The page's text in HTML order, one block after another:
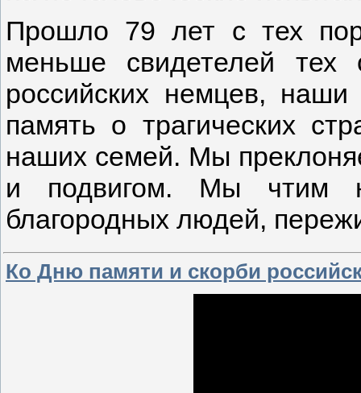
Прошло 79 лет с тех
меньше свидетелей тех
российских немцев,
память о трагических
наших семей. Мы
и подвигом. Мы чтим
благородных людей,
Ко Дню памяти и скорби